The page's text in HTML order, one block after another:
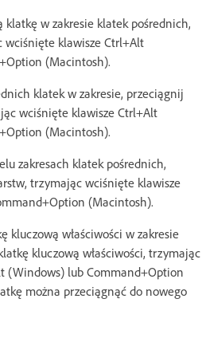
klatkę w zakresie klatek pośrednich,
klawisze Ctrl+Alt
(Macintosh).
klatek w zakresie, przeciągnij
wciśnięte klawisze Ctrl+Alt
(Macintosh).
zakresach klatek pośrednich,
trzymając wciśnięte klawisze
(Macintosh).
kluczową właściwości w zakresie
kluczową właściwości, trzymając
(Windows) lub Command+Option
można przeciągnąć do nowego